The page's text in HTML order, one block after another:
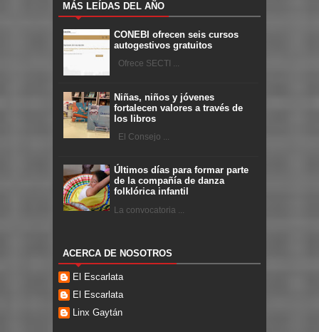
MÁS LEÍDAS DEL AÑO
CONEBI ofrecen seis cursos
autogestivos gratuitos
Ofrece SECTI ...
Niñas, niños y jóvenes
fortalecen valores a través de
los libros
El Consejo ...
Últimos días para formar parte
de la compañía de danza
folklórica infantil
La convocatoria ...
ACERCA DE NOSOTROS
El Escarlata
El Escarlata
Linx Gaytán